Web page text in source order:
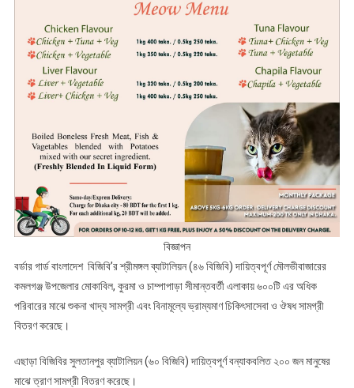
বিজ্ঞাপন
বর্ডার গার্ড বাংলাদেশ বিজিবি’র শ্রীমঙ্গল ব্যাটালিয়ন (৪৬ বিজিবি) দায়িত্বপূর্ণ মৌলভীবাজারের
কমলগঞ্জ উপজেলার মোকাবিল, কুরমা ও চাম্পাপাড়া সীমান্তবর্তী এলাকায় ৬০০টি এর অধিক
পরিবারের মাঝে শুকনা খাদ্য সামগ্রী এবং বিনামূল্যে ভ্রাম্যমাণ চিকিৎসাসেবা ও ঔষধ সামগ্রী
বিতরণ করেছে।
এছাড়া বিজিবির সুলতানপুর ব্যাটালিয়ন (৬০ বিজিবি) দায়িত্বপূর্ণ বন্যাকবলিত ২০০ জন মানুষের
মাঝে ত্রাণ সামগ্রী বিতরণ করেছে।